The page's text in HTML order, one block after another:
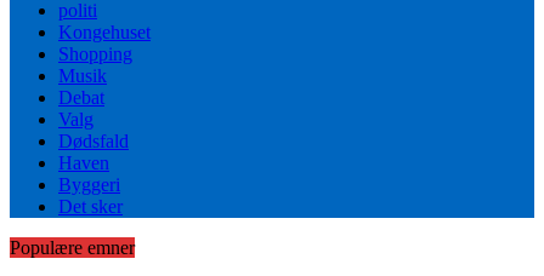
politi
Kongehuset
Shopping
Musik
Debat
Valg
Dødsfald
Haven
Byggeri
Det sker
Populære emner